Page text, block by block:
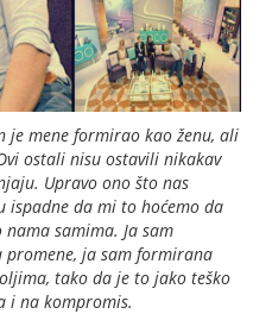
je mene formirao kao ženu, ali
ostali nisu ostavili nikakav
Upravo ono što nas
ispadne da mi to hoćemo da
samima. Ja sam
promene, ja sam formirana
tako da je to jako teško
i na kompromis.